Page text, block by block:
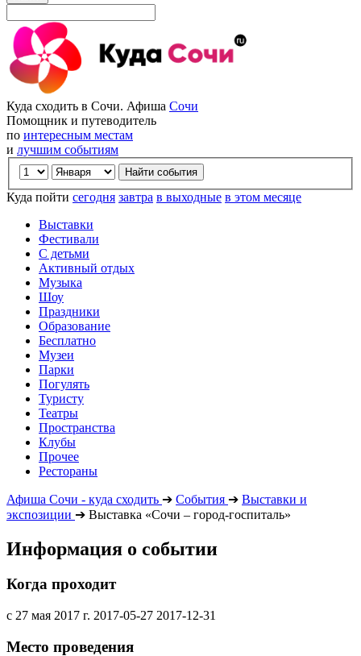
Куда сходить в Сочи. Афиша Сочи
Помощник и путеводитель
по интересным местам
и лучшим событиям
Куда пойти сегодня завтра в выходные в этом месяце
Выставки
Фестивали
С детьми
Активный отдых
Музыка
Шоу
Праздники
Образование
Бесплатно
Музеи
Парки
Погулять
Туристу
Театры
Пространства
Клубы
Прочее
Рестораны
Афиша Сочи - куда сходить ➔ События ➔ Выставки и
экспозиции ➔ Выставка «Сочи – город-госпиталь»
Информация о событии
Когда проходит
с 27 мая 2017 г. 2017-05-27 2017-12-31
Место проведения